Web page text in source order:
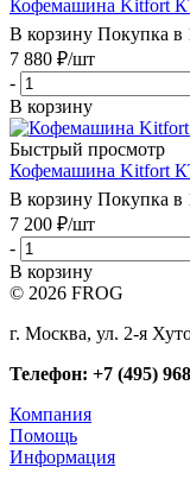
Кофемашина Kitfort
В корзину Покупка в
7 880 ₽/шт
-
В корзину
Быстрый просмотр
Кофемашина Kitfort
В корзину Покупка в
7 200 ₽/шт
-
В корзину
© 2026 FROG
г. Москва, ул. 2-я
Телефон: +7 (495)
Компания
Помощь
Информация